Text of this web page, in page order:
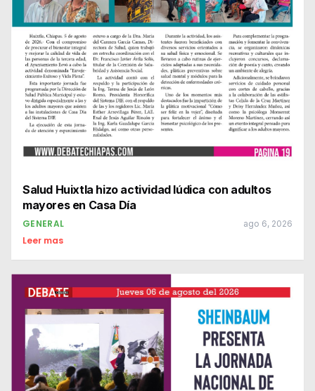
Salud Huixtla hizo actividad lúdica con adultos
mayores en Casa Día
GENERAL ago 6, 2026
Leer mas